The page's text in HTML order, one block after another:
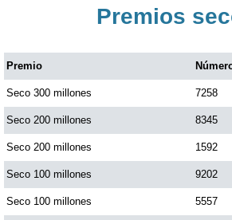
Premios
Premio
Seco 300 millones 7258
Seco 200 millones 8345
Seco 200 millones 1592
Seco 100 millones 9202
Seco 100 millones 5557